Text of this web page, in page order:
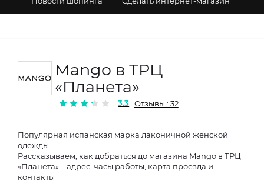
Mango в ТРЦ
«Планета»
3.3 Отзывы : 32
Популярная испанская марка лаконичной женской
одежды
Рассказываем, как добраться до магазина Mango в ТРЦ
«Планета» – адрес, часы работы, карта проезда и
контакты